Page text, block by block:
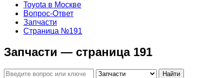
Toyota в Москве
Вопрос-Ответ
Запчасти
Страница №191
Запчасти — страница 191
Найти